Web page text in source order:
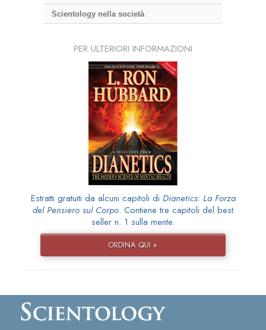
Scientology nella società
PER ULTERIORI INFORMAZIONI
Estratti gratuiti da alcuni capitoli di Dianetics: La Forza
del Pensiero sul Corpo. Contiene tre capitoli del best
seller n. 1 sulla mente.
ORDINA QUI »